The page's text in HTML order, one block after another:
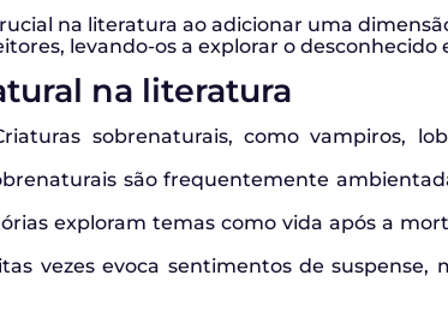
na literatura ao adicionar uma
levando-os a explorar o
na literatura
sobrenaturais, como vampiros,
são frequentemente
exploram temas como vida após a
vezes evoca sentimentos de